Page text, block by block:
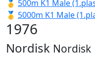
🥇 500m K1 Male
🥇 5000m K1 Male
1976
Nordisk Nordisk